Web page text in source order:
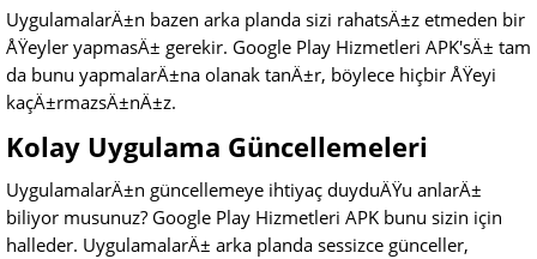
UygulamalarÄ±n bazen arka planda sizi rahatsÄ±z etmeden bir
ÅŸeyler yapmasÄ± gerekir. Google Play Hizmetleri APK'sÄ± tam
da bunu yapmalarÄ±na olanak tanÄ±r, böylece hiçbir ÅŸeyi
kaçÄ±rmazsÄ±nÄ±z.
Kolay Uygulama Güncellemeleri
UygulamalarÄ±n güncellemeye ihtiyaç duyduÄŸu anlarÄ±
biliyor musunuz? Google Play Hizmetleri APK bunu sizin için
halleder. UygulamalarÄ± arka planda sessizce günceller,